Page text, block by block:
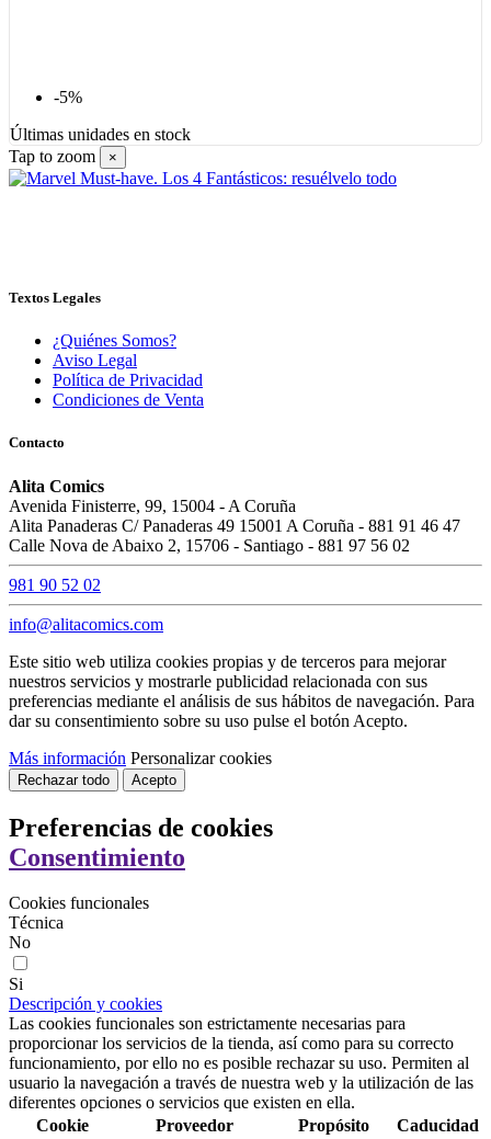
-5%
Últimas unidades en stock
Tap to zoom
×
Textos Legales
¿Quiénes Somos?
Aviso Legal
Política de Privacidad
Condiciones de Venta
Contacto
Alita Comics
Avenida Finisterre, 99, 15004 - A Coruña
Alita Panaderas C/ Panaderas 49 15001 A Coruña - 881 91 46 47
Calle Nova de Abaixo 2, 15706 - Santiago - 881 97 56 02
981 90 52 02
info@alitacomics.com
Este sitio web utiliza cookies propias y de terceros para mejorar
nuestros servicios y mostrarle publicidad relacionada con sus
preferencias mediante el análisis de sus hábitos de navegación. Para
dar su consentimiento sobre su uso pulse el botón Acepto.
Más información Personalizar cookies
Rechazar todo Acepto
Preferencias de cookies
Consentimiento
Cookies funcionales
Técnica
No
Si
Descripción y cookies
Las cookies funcionales son estrictamente necesarias para
proporcionar los servicios de la tienda, así como para su correcto
funcionamiento, por ello no es posible rechazar su uso. Permiten al
usuario la navegación a través de nuestra web y la utilización de las
diferentes opciones o servicios que existen en ella.
Cookie
Proveedor Propósito Caducidad